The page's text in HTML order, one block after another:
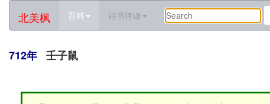
北美枫 百科 诗书伴读
712年 壬子鼠